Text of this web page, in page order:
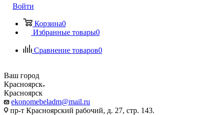
Войти
Корзина0
Избранные товары0
Сравнение товаров0
Ваш город
Красноярск
Красноярск
ekonomebeladm@mail.ru
пр-т Красноярский рабочий, д. 27, стр. 143.